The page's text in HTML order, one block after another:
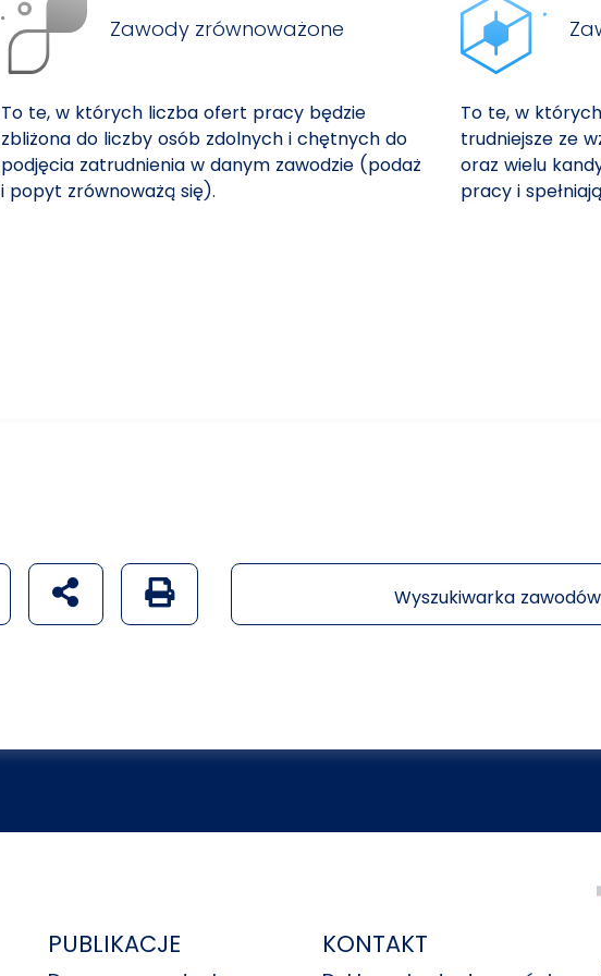
Zawody zrównoważone
To te, w których liczba ofert pracy będzie
zbliżona do liczby osób zdolnych i chętnych do
podjęcia zatrudnienia w danym zawodzie (podaż
i popyt zrównoważą się).
To te, w
trudniejsze ze
oraz wielu
pracy i
udostępnij na social mediach
Generuj wersję PDF strony Wyszukiwarka zawodów
PUBLIKACJE KONTAKT